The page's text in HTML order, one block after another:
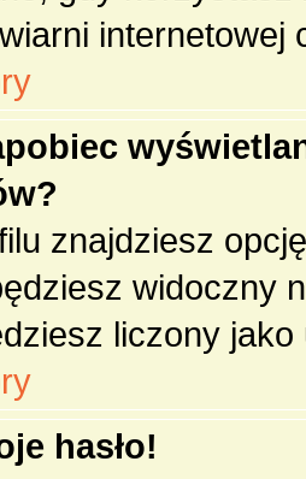
internetowej
znajdziesz
widoczny
liczony
hasło!